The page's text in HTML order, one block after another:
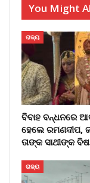
You Might
ରାଜ୍ୟ
ବିବାହ ବନ୍ଧନରେ
ହେଲେ ରମଣଦୀପ,
ତାଙ୍କ ସାଥୀଙ୍କ
ରାଜ୍ୟ